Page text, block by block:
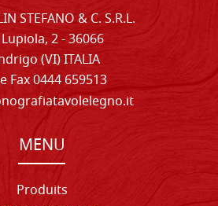
STEFANO & C. S.R.L.
2 - 36066
(VI) ITALIA
Fax 0444 659513
MENU
Produits